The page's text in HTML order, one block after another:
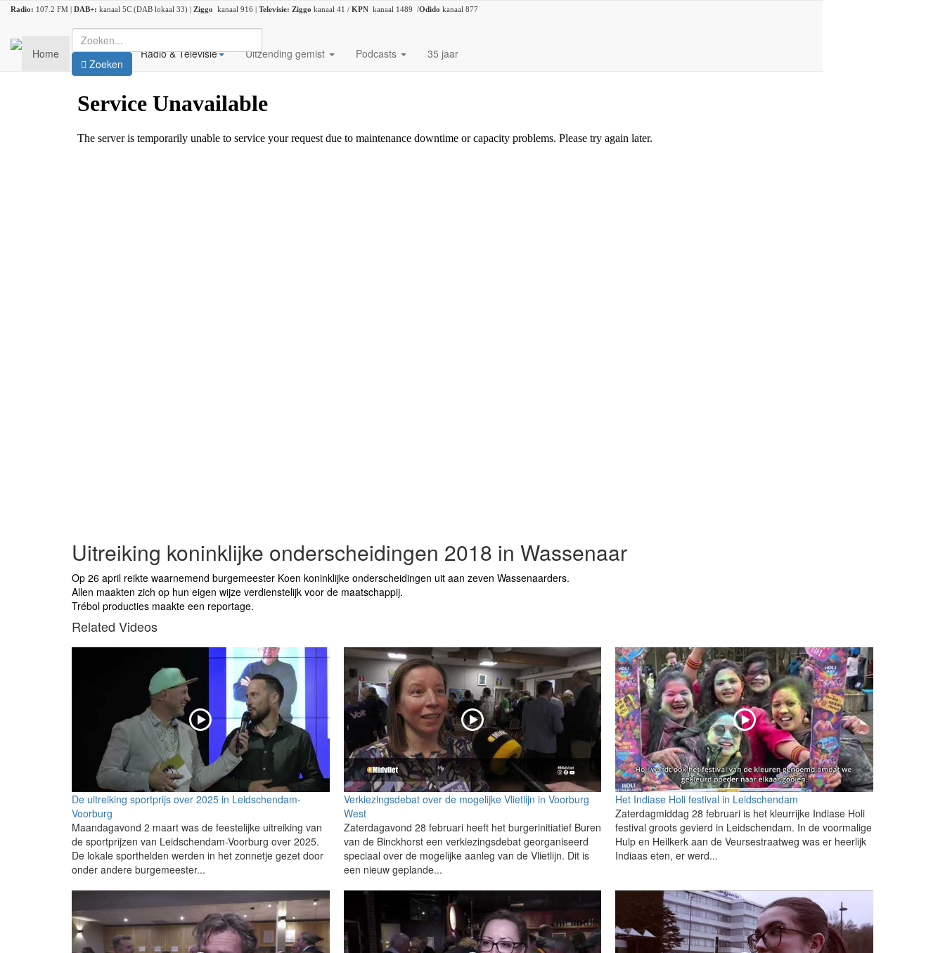
Radio: 107.2 FM | DAB+: kanaal 5C (DAB lokaal 33) | Ziggo kanaal 916 | Televisie: Ziggo kanaal 41 / KPN kanaal 1489 /Odido kanaal 877
Home Nieuws Radio & Televisie Uitzending gemist Podcasts 35 jaar
Zoeken
Uitreiking koninklijke onderscheidingen 2018 in Wassenaar
Op 26 april reikte waarnemend burgemeester Koen koninklijke onderscheidingen uit aan zeven Wassenaarders.
Allen maakten zich op hun eigen wijze verdienstelijk voor de maatschappij.
Trébol producties maakte een reportage.
Related Videos
De uitreiking sportprijs over 2025 in Leidschendam-
Voorburg
Maandagavond 2 maart was de feestelijke uitreiking van
de sportprijzen van Leidschendam-Voorburg over 2025.
De lokale sporthelden werden in het zonnetje gezet door
onder andere burgemeester...
Verkiezingsdebat over de mogelijke Vlietlijn in Voorburg
West
Zaterdagavond 28 februari heeft het burgerinitiatief Buren
van de Binckhorst een verkiezingsdebat georganiseerd
speciaal over de mogelijke aanleg van de Vlietlijn. Dit is
een nieuw geplande...
Het Indiase Holi festival in Leidschendam
Zaterdagmiddag 28 februari is het kleurrijke Indiase Holi
festival groots gevierd in Leidschendam. In de voormalige
Hulp en Heilkerk aan de Veursestraatweg was er heerlijk
Indiaas eten, er werd...